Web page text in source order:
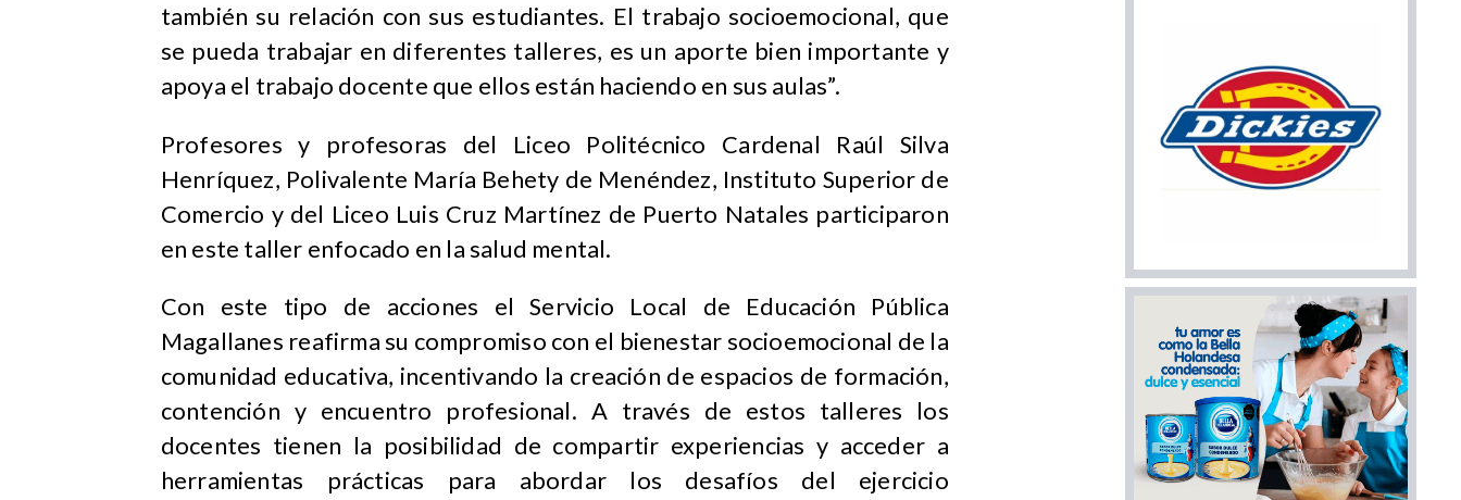
también su relación con sus estudiantes. El trabajo socioemocional, que
se pueda trabajar en diferentes talleres, es un aporte bien importante y
apoya el trabajo docente que ellos están haciendo en sus aulas”.
Profesores y profesoras del Liceo Politécnico Cardenal Raúl Silva
Henríquez, Polivalente María Behety de Menéndez, Instituto Superior de
Comercio y del Liceo Luis Cruz Martínez de Puerto Natales participaron
en este taller enfocado en la salud mental.
Con este tipo de acciones el Servicio Local de Educación Pública
Magallanes reafirma su compromiso con el bienestar socioemocional de la
comunidad educativa, incentivando la creación de espacios de formación,
contención y encuentro profesional. A través de estos talleres los
docentes tienen la posibilidad de compartir experiencias y acceder a
herramientas prácticas para abordar los desafíos del ejercicio